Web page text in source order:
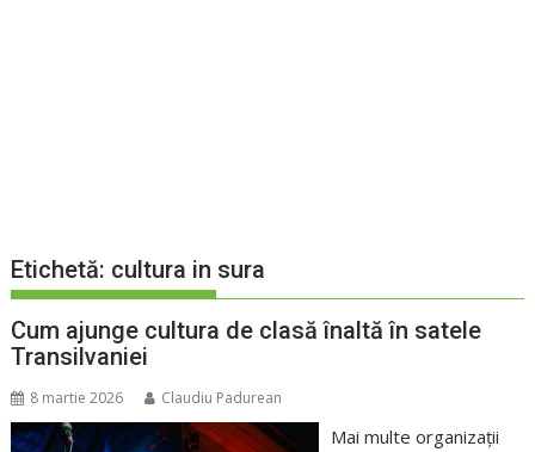
Etichetă: cultura in sura
Cum ajunge cultura de clasă înaltă în satele
Transilvaniei
8 martie 2026 Claudiu Padurean
Mai multe organizații